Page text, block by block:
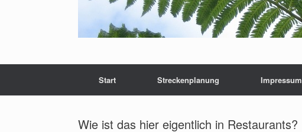
Start Streckenplanung Impressum
Wie ist das hier eigentlich in Restaurants?